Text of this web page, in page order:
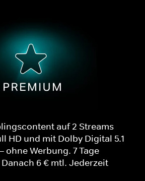
auf 2 Streams
HD und mit Dolby Digital 5.1
ohne Werbung. 7 Tage
6 € mtl. Jederzeit